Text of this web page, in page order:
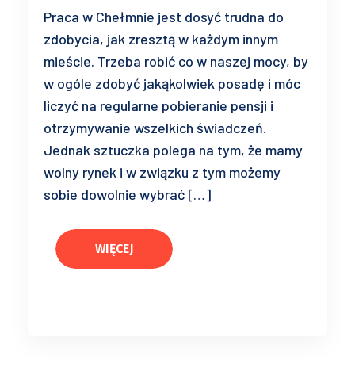
Praca w Chełmnie jest dosyć trudna do
zdobycia, jak zresztą w każdym innym
mieście. Trzeba robić co w naszej mocy, by
w ogóle zdobyć jakąkolwiek posadę i móc
liczyć na regularne pobieranie pensji i
otrzymywanie wszelkich świadczeń.
Jednak sztuczka polega na tym, że mamy
wolny rynek i w związku z tym możemy
sobie dowolnie wybrać […]
WIĘCEJ